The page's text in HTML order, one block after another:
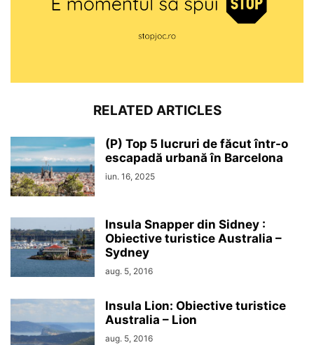
RELATED ARTICLES
(P) Top 5 lucruri de făcut într-o
escapadă urbană în Barcelona
iun. 16, 2025
Insula Snapper din Sidney :
Obiective turistice Australia –
Sydney
aug. 5, 2016
Insula Lion: Obiective turistice
Australia – Lion
aug. 5, 2016